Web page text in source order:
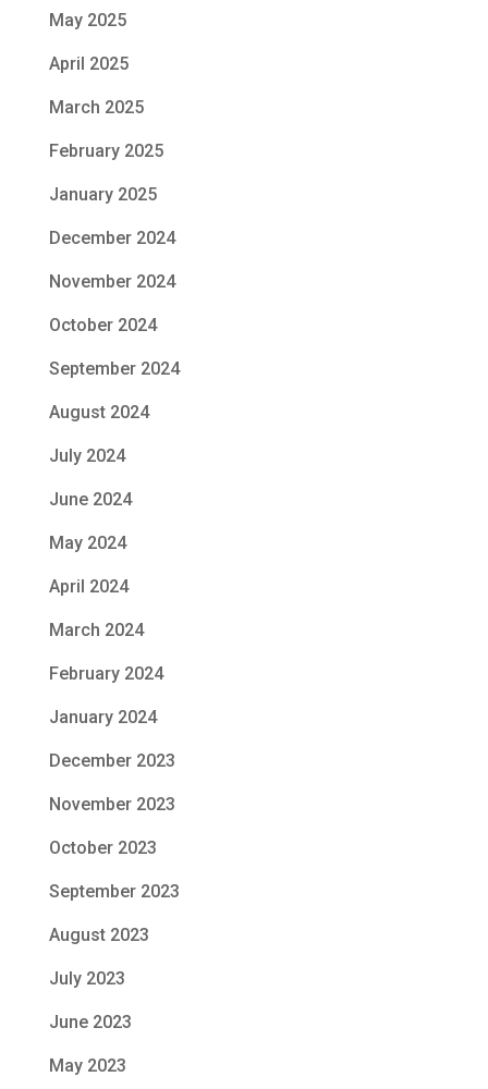
May 2025
April 2025
March 2025
February 2025
January 2025
December 2024
November 2024
October 2024
September 2024
August 2024
July 2024
June 2024
May 2024
April 2024
March 2024
February 2024
January 2024
December 2023
November 2023
October 2023
September 2023
August 2023
July 2023
June 2023
May 2023